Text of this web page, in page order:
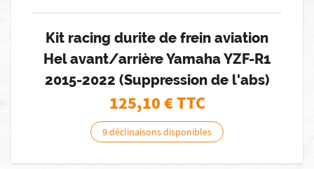
Kit racing durite de frein aviation
Hel avant/arrière Yamaha YZF-R1
2015-2022 (Suppression de l'abs)
125,10€ TTC
9 déclinaisons disponibles